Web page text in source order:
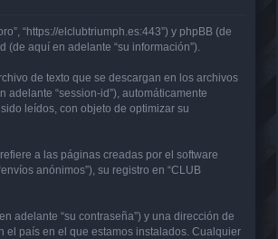
“https://elclubtriumph.es:443”) y phpBB (de
(de aquí en adelante “su información”).
de texto que se descargan en los archivos
“session-id”), automáticamente
leídos, con objeto de optimizar su
a las páginas creadas por el software
anónimos”), su registro en “CLUB
adelante “su contraseña”) y una dirección de
el país en el que estamos instalados. Cualquier